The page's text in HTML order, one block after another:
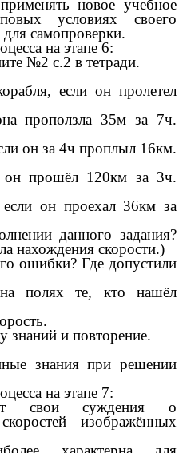
новое учебное
условиях своего
самопроверки.
на этапе 6:
№2 с.2 в тетради.
если он пролетел
проползла 35м за 7ч.
он за 4ч проплыл 16км.
он прошёл 120км за 3ч.
если он проехал 36км за
данного задания?
нахождения скорости.)
ошибки? Где допустили
полях те, кто нашёл
знаний и повторение.
знания при решении
на этапе 7:
свои суждения о
изображённых